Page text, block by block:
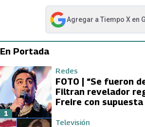
Agregar a Tiempo Xen
abre en nueva pestaña
En Portada
Redes
FOTO | “Se fueron
Filtran revelador
Freire con
1
Televisión